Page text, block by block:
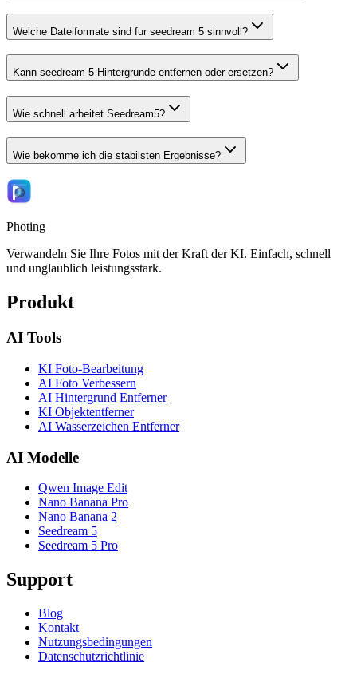
Welche Dateiformate sind fur seedream 5 sinnvoll?
Kann seedream 5 Hintergrunde entfernen oder ersetzen?
Wie schnell arbeitet Seedream5?
Wie bekomme ich die stabilsten Ergebnisse?
Photing
Verwandeln Sie Ihre Fotos mit der Kraft der KI. Einfach, schnell
und unglaublich leistungsstark.
Produkt
AI Tools
KI Foto-Bearbeitung
AI Foto Verbessern
AI Hintergrund Entferner
KI Objektentferner
AI Wasserzeichen Entferner
AI Modelle
Qwen Image Edit
Nano Banana Pro
Nano Banana 2
Seedream 5
Seedream 5 Pro
Support
Blog
Kontakt
Nutzungsbedingungen
Datenschutzrichtlinie